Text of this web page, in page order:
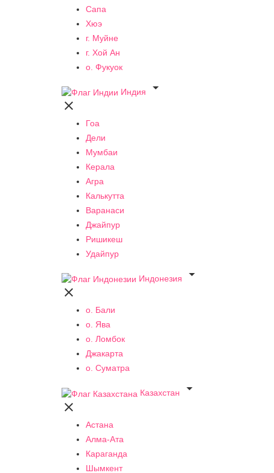
Сапа
Хюэ
г. Муйне
г. Хой Ан
о. Фукуок
Индия


Гоа
Дели
Мумбаи
Керала
Агра
Калькутта
Варанаси
Джайпур
Ришикеш
Удайпур
Индонезия


о. Бали
о. Ява
о. Ломбок
Джакарта
о. Суматра
Казахстан


Астана
Алма-Ата
Караганда
Шымкент